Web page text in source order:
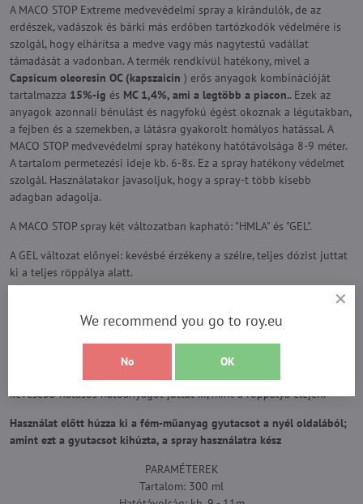
A MACO STOP Extreme medvevédelmi spray a kirándulók, de az
erdészek, vadászok és bárki más erdőben tartózkodók védelmére is
szolgál, hogy elhárítsa a medve vagy más nagytestű vadállat
támadását a vadonban. A termék rendkívül hatékony, mivel a
Capsicum oleoresin OC (kapszaicin ) erős anyagok kombinációját
tartalmazza 15%-ig és MC 1,4%, ami a legtöbb a piacon.. Ezek az
anyagok azonnali bénulást és nagyfokú égést okoznak a légutakban,
a fejben és a szemekben, a látásra gyakorolt homályos hatással. A
MACO STOP medvevédelmi spray hatékony hatótávolsága 8-9 méter.
A tartalom permetezési ideje kb. 6-8s. Ez a spray hatékony védelmet
szolgál. Használatakor javasoljuk, hogy a spray-t több kisebb
adagban adagolja.
A MACO STOP spray két változatban kapható: "HMLA" és "GEL".
A GEL változat előnyei: kevésbé érzékeny a szélre, teljes dózist juttat
ki a teljes röppálya alatt.
A HMLA előnyei: könnyebb eltalálni vele a célt
A HMLA hátrányai: kisebb hatásos hatótávolság, mivel minden
méterrel egyre jobban szétoszlik, ezért a röppálya végén lényegesen
kevesebb hatásos hatóanyagot juttat ki, mint a röppálya elején.
Használat előtt húzza ki a fém-műanyag gyutacsot a nyél oldalából;
amint ezt a gyutacsot kihúzta, a spray használatra kész
PARAMÉTEREK
Tartalom: 300 ml
We recommend you go to roy.eu
No OK